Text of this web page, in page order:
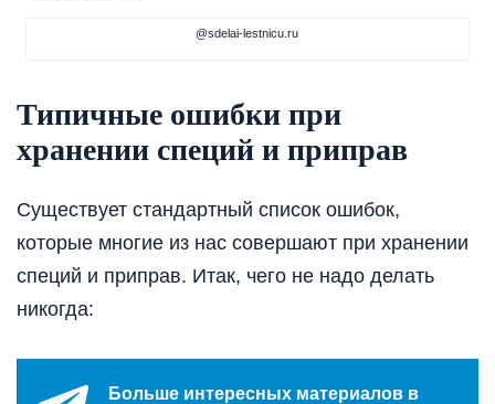
@sdelai-lestnicu.ru
Типичные ошибки при
хранении специй и приправ
Существует стандартный список ошибок,
которые многие из нас совершают при хранении
специй и приправ. Итак, чего не надо делать
никогда:
Больше интересных материалов в